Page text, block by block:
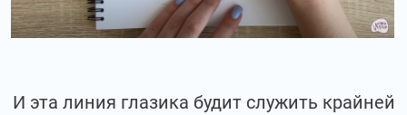
И эта линия глазика будит служить крайней